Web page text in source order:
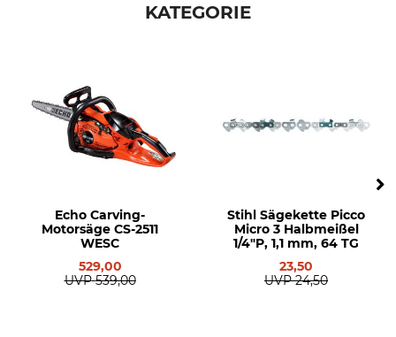
KATEGORIE
Echo Carving-
Motorsäge CS-2511
WESC
529,00
UVP 539,00
Stihl Sägekette Picco
Micro 3 Halbmeißel
1/4"P, 1,1 mm, 64 TG
23,50
UVP 24,50